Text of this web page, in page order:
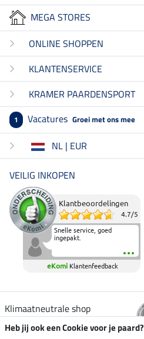
MEGA STORES
ONLINE SHOPPEN
KLANTENSERVICE
KRAMER PAARDENSPORT
1 Vacatures Groei met ons mee
NL | EUR
VEILIG INKOPEN
Klantbeoordelingen
4.7/5
Snelle service, goed
ingepakt.
eKomi Klantenfeedback
Klimaatneutrale shop
Heb jij ook een Cookie voor je paard?